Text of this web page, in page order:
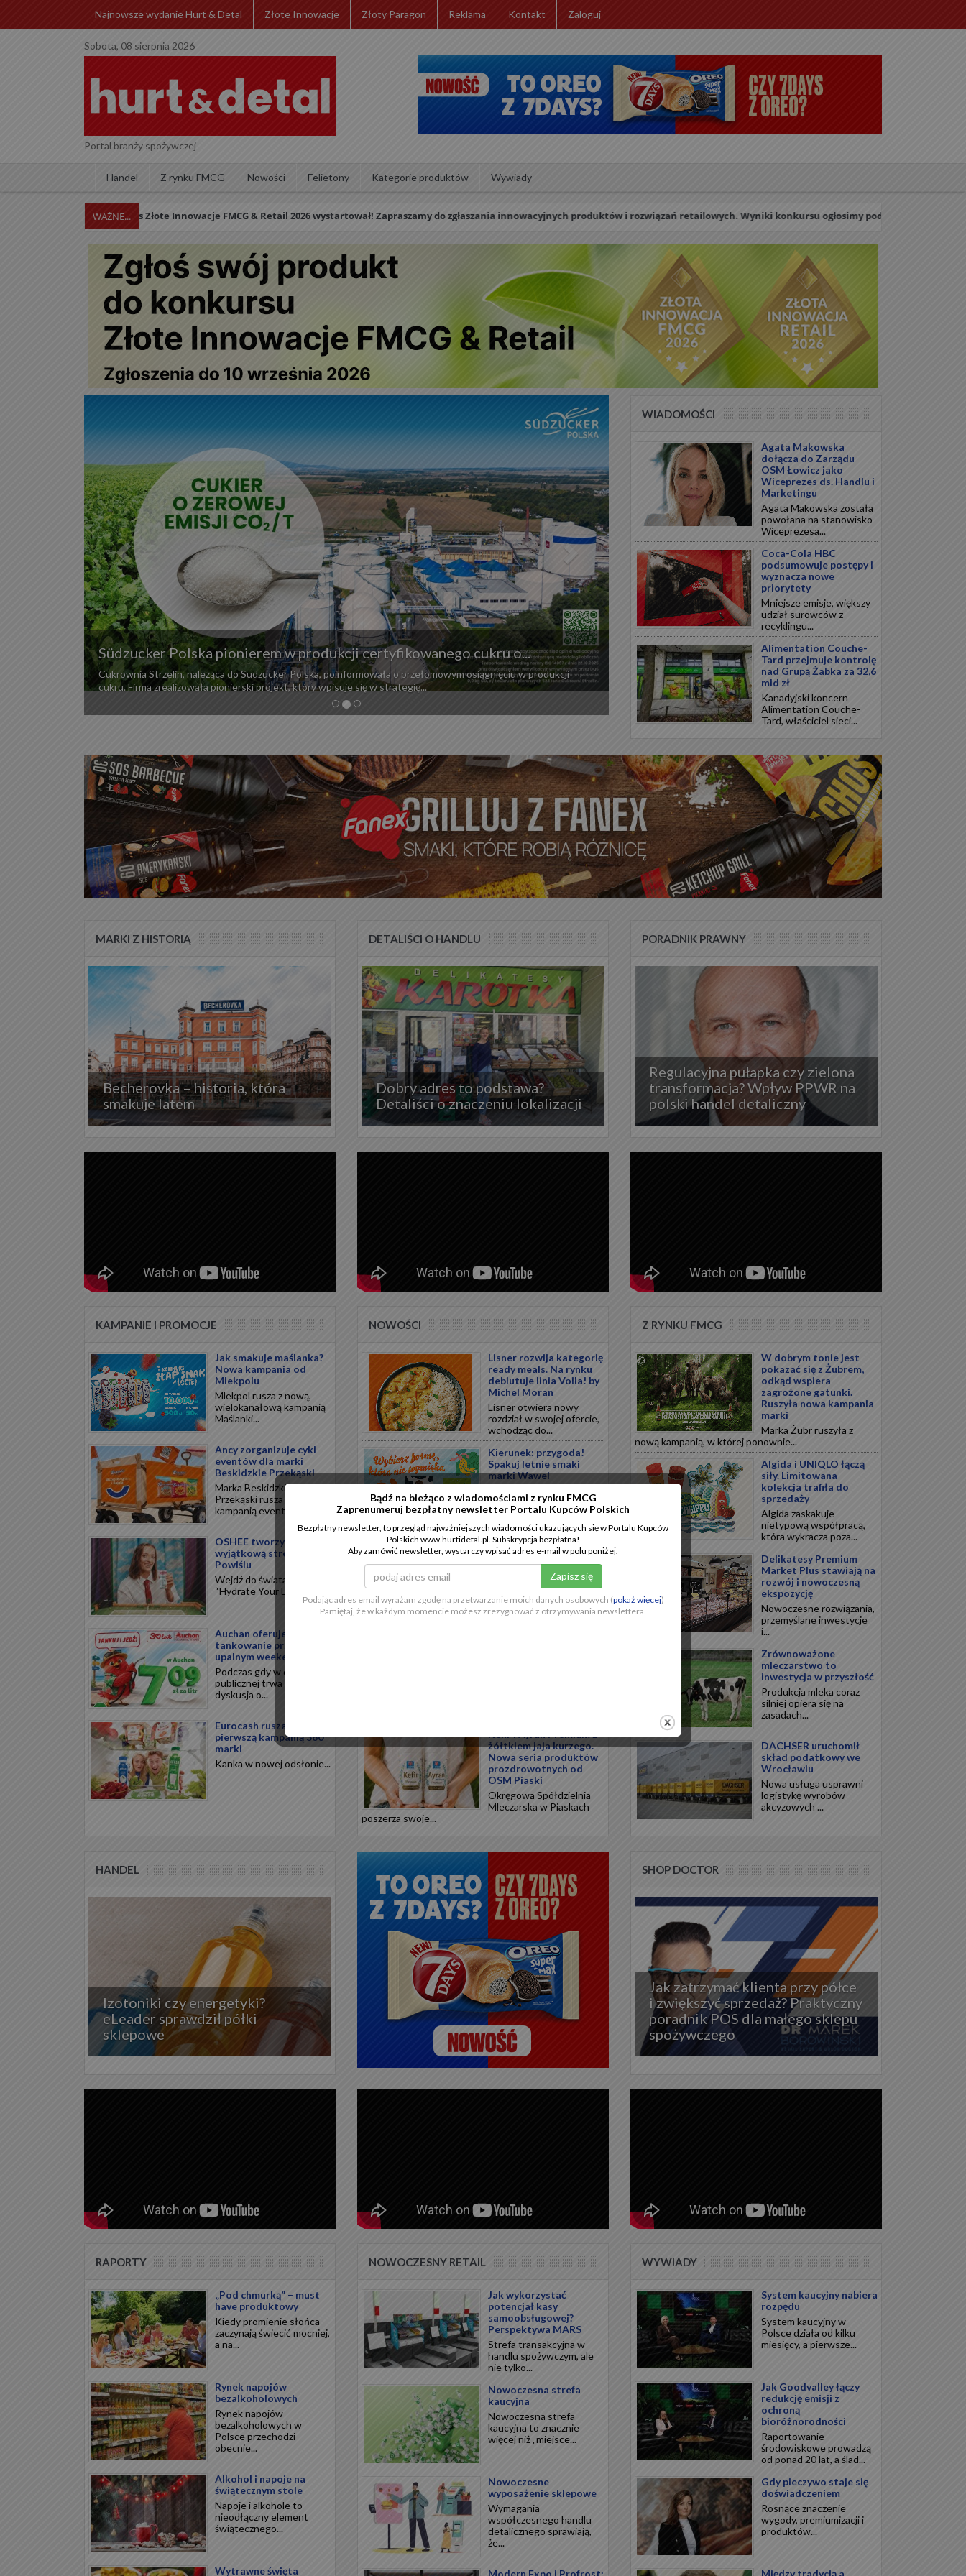
Najnowsze wydanie Hurt & Detal Złote Innowacje Złoty Paragon Reklama Kontakt Zaloguj
Sobota, 08 sierpnia 2026
Portal branży spożywczej
Handel Z rynku FMCG Nowości Felietony Kategorie produktów Wywiady
Konkurs Złote Innowacje FMCG & Retail 2026 wystartował! Zapraszamy do zgłaszania innowacyjnych produktów i rozwiązań retailowych. Wyniki konkursu ogłosimy podczas uroczystej Gali w dniu 27
Südzucker Polska pionierem w produkcji certyfikowanego cukru o...
Cukrownia Strzelin, należąca do Südzucker Polska, poinformowała o przełomowym osiągnięciu w produkcji
cukru. Firma zrealizowała pionierski projekt, który wpisuje się w strategię...
Poprzedni Następny
WIADOMOŚCI
Agata Makowska
dołącza do Zarządu
OSM Łowicz jako
Wiceprezes ds. Handlu i
Marketingu
Agata Makowska została
powołana na stanowisko
Wiceprezesa...
Coca-Cola HBC
podsumowuje postępy i
wyznacza nowe
priorytety
Mniejsze emisje, większy
udział surowców z
recyklingu...
Alimentation Couche-
Tard przejmuje kontrolę
nad Grupą Żabka za 32,6
mld zł
Kanadyjski koncern
Alimentation Couche-
Tard, właściciel sieci...
MARKI Z HISTORIĄ
Becherovka – historia, która
smakuje latem
DETALIŚCI O HANDLU
Dobry adres to podstawa?
Detaliści o znaczeniu lokalizacji
PORADNIK PRAWNY
Regulacyjna pułapka czy zielona
transformacja? Wpływ PPWR na
polski handel detaliczny
KAMPANIE I PROMOCJE
Jak smakuje maślanka?
Nowa kampania od
Mlekpolu
Mlekpol rusza z nową,
wielokanałową kampanią
Maślanki...
Ancy zorganizuje cykl
eventów dla marki
Beskidzkie Przekąski
Marka Beskidzkie
Przekąski rusza z nową
kampanią eventową...
OSHEE tworzy
wyjątkową strefę na
Powiślu
Wejdź do świata kampanii
“Hydrate Your Dreams”....
Auchan oferuje tańsze
tankowanie przed
upalnym weekendem
Podczas gdy w debacie
publicznej trwa ożywiona
dyskusja o...
Eurocash rusza z
pierwszą kampanią 360°
marki
Kanka w nowej odsłonie...
NOWOŚCI
Lisner rozwija kategorię
ready meals. Na rynku
debiutuje linia Voila! by
Michel Moran
Lisner otwiera nowy
rozdział w swojej ofercie,
wchodząc do...
Kierunek: przygoda!
Spakuj letnie smaki
marki Wawel
chwilom relaksu, a
odpowiednio...
Polska marka
CHILLBERRY
wprowadza nową
innowację w segmencie
mrożonych przekąsek
CHILLBERRY wprowadza
nową linię...
Kefir i Ayran Premium z
żółtkiem jaja kurzego.
Nowa seria produktów
prozdrowotnych od
OSM Piaski
Okręgowa Spółdzielnia
Mleczarska w Piaskach
poszerza swoje...
Z RYNKU FMCG
W dobrym tonie jest
pokazać się z Żubrem,
odkąd wspiera
zagrożone gatunki.
Ruszyła nowa kampania
marki
Marka Żubr ruszyła z
nową kampanią, w której ponownie...
Algida i UNIQLO łączą
siły. Limitowana
kolekcja trafiła do
sprzedaży
Algida zaskakuje
nietypową współpracą,
która wykracza poza...
Delikatesy Premium
Market Plus stawiają na
rozwój i nowoczesną
ekspozycję
Nowoczesne rozwiązania,
przemyślane inwestycje
i...
Zrównoważone
mleczarstwo to
inwestycja w przyszłość
Produkcja mleka coraz
silniej opiera się na
zasadach...
DACHSER uruchomił
skład podatkowy we
Wrocławiu
Nowa usługa usprawni
logistykę wyrobów
akcyzowych ...
HANDEL
Izotoniki czy energetyki?
eLeader sprawdził półki
sklepowe
SHOP DOCTOR
Jak zatrzymać klienta przy półce
i zwiększyć sprzedaż? Praktyczny
poradnik POS dla małego sklepu
spożywczego
RAPORTY
„Pod chmurką” – must
have produktowy
Kiedy promienie słońca
zaczynają świecić mocniej,
a na...
Rynek napojów
bezalkoholowych
Rynek napojów
bezalkoholowych w
Polsce przechodzi
obecnie...
Alkohol i napoje na
świątecznym stole
Napoje i alkohole to
nieodłączny element
świątecznego...
Wytrawne święta
NOWOCZESNY RETAIL
Jak wykorzystać
potencjał kasy
samoobsługowej?
Perspektywa MARS
Strefa transakcyjna w
handlu spożywczym, ale
nie tylko...
Nowoczesna strefa
kaucyjna
Nowoczesna strefa
kaucyjna to znacznie
więcej niż „miejsce...
Nowoczesne
wyposażenie sklepowe
Wymagania
współczesnego handlu
detalicznego sprawiają,
że...
Modern Expo i Profrost:
WYWIADY
System kaucyjny nabiera
rozpędu
System kaucyjny w
Polsce działa od kilku
miesięcy, a pierwsze...
Jak Goodvalley łączy
redukcję emisji z
ochroną
bioróżnorodności
Raportowanie
środowiskowe prowadzą
od ponad 20 lat, a ślad...
Gdy pieczywo staje się
doświadczeniem
Rosnące znaczenie
wygody, premiumizacji i
produktów...
Między tradycją a
Bądź na bieżąco z wiadomościami z rynku FMCG
Zaprenumeruj bezpłatny newsletter Portalu Kupców Polskich
Bezpłatny newsletter, to przegląd najważniejszych wiadomości ukazujących się w Portalu Kupców
Polskich www.hurtidetal.pl. Subskrypcja bezpłatna!
Aby zamówić newsletter, wystarczy wpisać adres e-mail w polu poniżej.
Podając adres email wyrażam zgodę na przetwarzanie moich danych osobowych (pokaż więcej)
Pamiętaj, że w każdym momencie możesz zrezygnować z otrzymywania newslettera.